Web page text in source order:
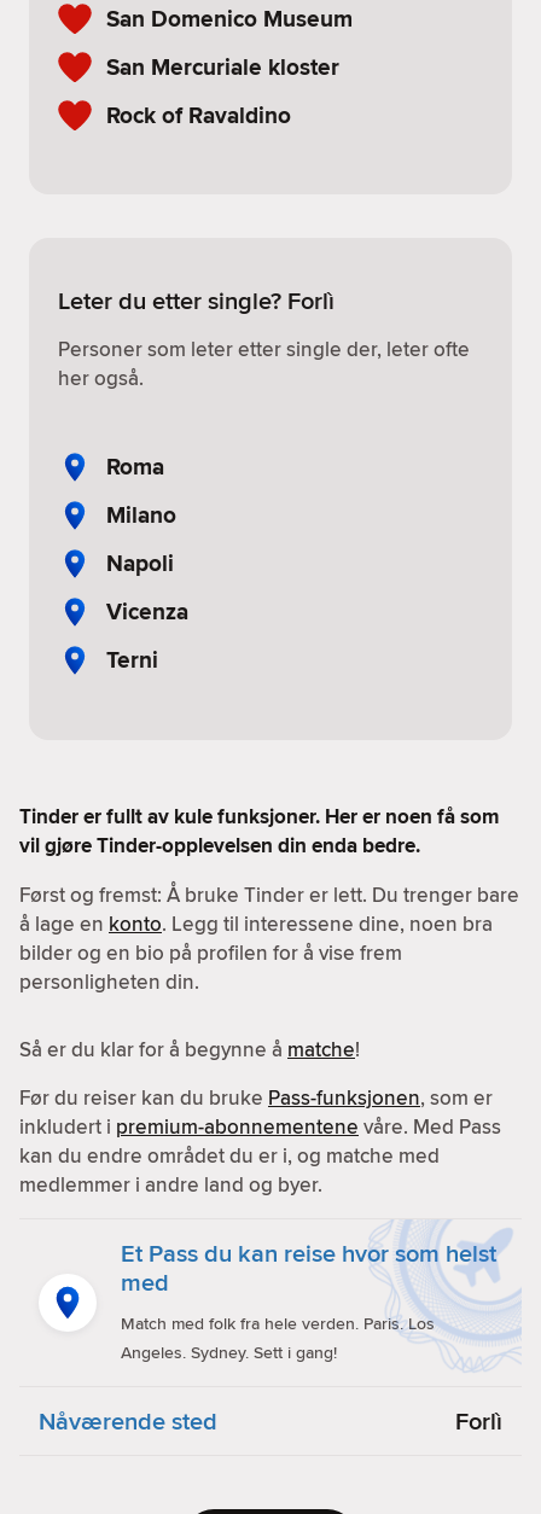
San Domenico Museum
San Mercuriale kloster
Rock of Ravaldino
Leter du etter single? Forlì
Personer som leter etter single der, leter ofte
her også.
Roma
Milano
Napoli
Vicenza
Terni
Tinder er fullt av kule funksjoner. Her er noen få som
vil gjøre Tinder-opplevelsen din enda bedre.
Først og fremst: Å bruke Tinder er lett. Du trenger bare
å lage en konto. Legg til interessene dine, noen bra
bilder og en bio på profilen for å vise frem
personligheten din.
Så er du klar for å begynne å matche!
Før du reiser kan du bruke Pass-funksjonen, som er
inkludert i premium-abonnementene våre. Med Pass
kan du endre området du er i, og matche med
medlemmer i andre land og byer.
Et Pass du kan reise hvor som helst
med
Match med folk fra hele verden. Paris. Los
Angeles. Sydney. Sett i gang!
Nåværende sted Forlì